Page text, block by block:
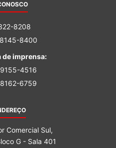
8208
8400
de imprensa:
4516
6759
Comercial Sul,
G - Sala 401